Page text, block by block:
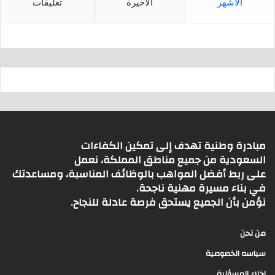
مبادرة وطنية تهدف إلى تمكين الكفاءات
السعودية من جميع مناطق المملكة، نعمل
على ربط أفضل المواهب بالوظائف المناسبة، ومساعدتك
في بناء مسيرة مهنية ناجحة.
نؤمن بأن الجميع يستحق فرصة عادلة للنجاح.
من نحن
سياسه الخصوصية